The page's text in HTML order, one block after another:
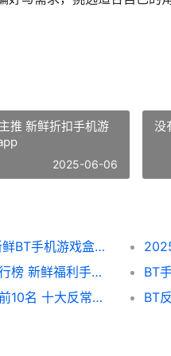
推 新鲜折扣手机游
2025-06-06
没
反常游戏盒子app主推概括 新鲜BT手机游戏盒子app锦集 反正游戏
热门福利手机游戏盒子app排行榜 新鲜福利手机游戏盒子app平台锦集 福利手游app是真的吗
反常手机游戏平台app排行榜前10名 十大反常游戏盒子app合集 游戏fan手机客户端